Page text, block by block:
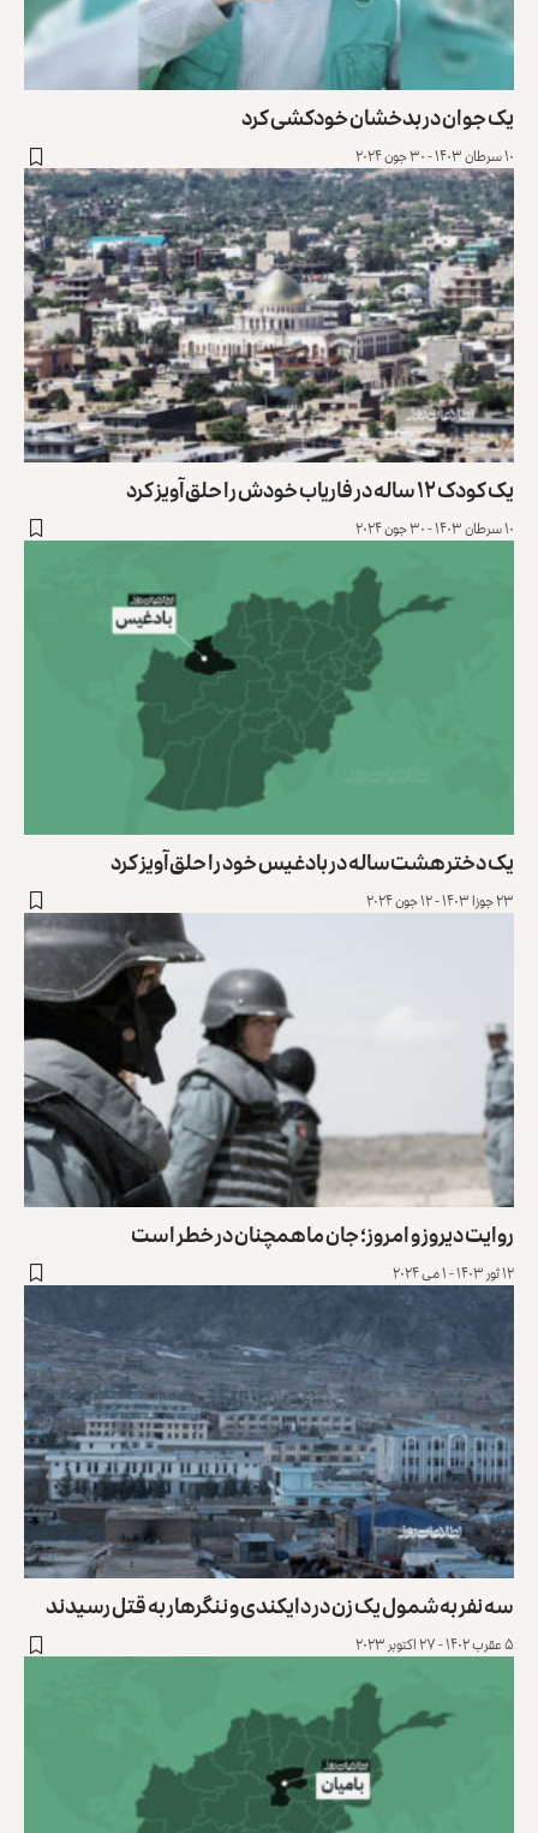
یک جوان در بدخشان خودکشی کرد
۱۰ سرطان ۱۴۰۳ - ۳۰ جون ۲۰۲۴
یک کودک ۱۲ ساله در فاریاب خودش‌ را حلق‌آویز کرد
۱۰ سرطان ۱۴۰۳ - ۳۰ جون ۲۰۲۴
یک دختر هشت‌ساله در بادغیس خود را حلق‌آویز کرد
۲۳ جوزا ۱۴۰۳ - ۱۲ جون ۲۰۲۴
روایت دیروز و امروز؛ جان ما همچنان در خطر است
۱۲ ثور ۱۴۰۳ - ۱ می ۲۰۲۴
سه نفر به‌شمول یک زن در دایکندی و ننگرهار به قتل رسیدند
۵ عقرب ۱۴۰۲ - ۲۷ اکتوبر ۲۰۲۳